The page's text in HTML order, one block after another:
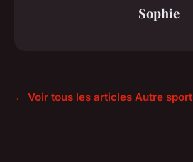
Sophie
← Voir tous les articles Autre sport